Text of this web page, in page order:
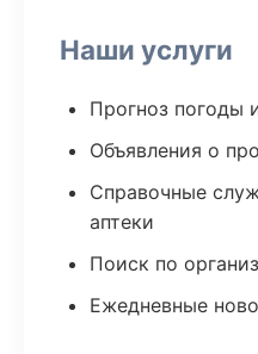
Наши услуги
Прогноз погоды
Объявления о
Справочные
аптеки
Поиск по
Ежедневные